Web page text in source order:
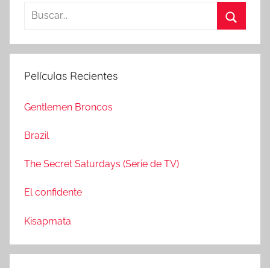
s
a
:
u
Películas Recientes
Gentlemen Broncos
Brazil
The Secret Saturdays (Serie de TV)
El confidente
Kisapmata